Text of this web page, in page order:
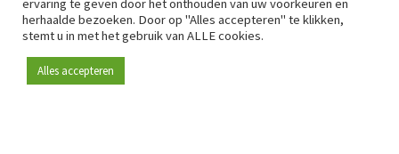
ervaring te geven door het onthouden van uw voorkeuren en
herhaalde bezoeken. Door op "Alles accepteren" te klikken,
stemt u in met het gebruik van ALLE cookies.
Alles accepteren